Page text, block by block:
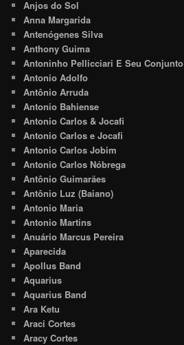
Anjos do Sol
Anna Margarida
Antenógenes Silva
Anthony Guima
Antoninho Pellicciari E Seu Conjunto
Antonio Adolfo
Antônio Arruda
Antonio Bahiense
Antonio Carlos & Jocafi
Antonio Carlos e Jocafi
Antonio Carlos Jobim
Antonio Carlos Nóbrega
Antônio Guimarães
Antônio Luz (Baiano)
Antonio Maria
Antonio Martins
Anuário Marcus Pereira
Aparecida
Apollus Band
Aquarius
Aquarius Band
Ara Ketu
Araci Cortes
Aracy Cortes